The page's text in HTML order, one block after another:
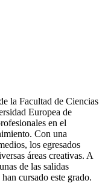
la Facultad de Ciencias
Europea de
en el
Con una
los egresados
áreas creativas. A
de las salidas
cursado este grado.